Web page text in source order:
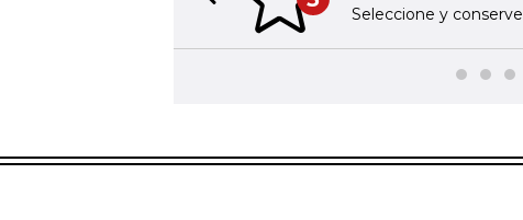
Seleccione y
Previous slide